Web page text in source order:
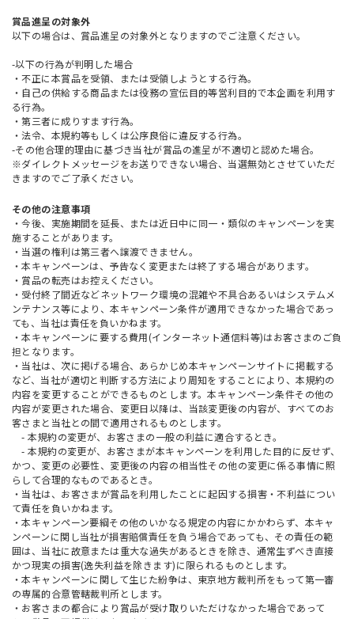
賞品進呈の対象外
以下の場合は、賞品進呈の対象外となりますのでご注意ください。
-以下の行為が判明した場合
・不正に本賞品を受領、または受領しようとする行為。
・自己の供給する商品または役務の宣伝目的等営利目的で本企画を利用す
る行為。
・第三者に成りすます行為。
・法令、本規約等もしくは公序良俗に違反する行為。
-その他合理的理由に基づき当社が賞品の進呈が不適切と認めた場合。
※ダイレクトメッセージをお送りできない場合、当選無効とさせていただ
きますのでご了承ください。
その他の注意事項
・今後、実施期間を延長、または近日中に同一・類似のキャンペーンを実
施することがあります。
・当選の権利は第三者へ譲渡できません。
・本キャンペーンは、予告なく変更または終了する場合があります。
・賞品の転売はお控えください。
・受付終了間近などネットワーク環境の混雑や不具合あるいはシステムメ
ンテナンス等により、本キャンペーン条件が適用できなかった場合であっ
ても、当社は責任を負いかねます。
・本キャンペーンに要する費用(インターネット通信料等)はお客さまのご負
担となります。
・当社は、次に掲げる場合、あらかじめ本キャンペーンサイトに掲載する
など、当社が適切と判断する方法により周知をすることにより、本規約の
内容を変更することができるものとします。本キャンペーン条件その他の
内容が変更された場合、変更日以降は、当該変更後の内容が、すべてのお
客さまと当社との間で適用されるものとします。
- 本規約の変更が、お客さまの一般の利益に適合するとき。
- 本規約の変更が、お客さまが本キャンペーンを利用した目的に反せず、
かつ、変更の必要性、変更後の内容の相当性その他の変更に係る事情に照
らして合理的なものであるとき。
・当社は、お客さまが賞品を利用したことに起因する損害・不利益につい
て責任を負いかねます。
・本キャンペーン要綱その他のいかなる規定の内容にかかわらず、本キャ
ンペーンに関し当社が損害賠償責任を負う場合であっても、その責任の範
囲は、当社に故意または重大な過失があるときを除き、通常生ずべき直接
かつ現実の損害(逸失利益を除きます)に限られるものとします。
・本キャンペーンに関して生じた紛争は、東京地方裁判所をもって第一審
の専属的合意管轄裁判所とします。
・お客さまの都合により賞品が受け取りいただけなかった場合であって